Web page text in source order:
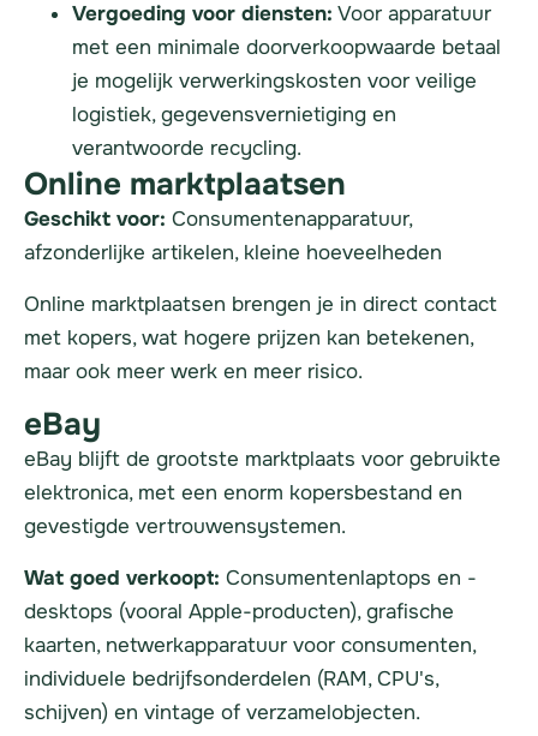
Vergoeding voor diensten: Voor apparatuur
met een minimale doorverkoopwaarde betaal
je mogelijk verwerkingskosten voor veilige
logistiek, gegevensvernietiging en
verantwoorde recycling.
Online marktplaatsen
Geschikt voor: Consumentenapparatuur,
afzonderlijke artikelen, kleine hoeveelheden
Online marktplaatsen brengen je in direct contact
met kopers, wat hogere prijzen kan betekenen,
maar ook meer werk en meer risico.
eBay
eBay blijft de grootste marktplaats voor gebruikte
elektronica, met een enorm kopersbestand en
gevestigde vertrouwensystemen.
Wat goed verkoopt: Consumentenlaptops en -
desktops (vooral Apple-producten), grafische
kaarten, netwerkapparatuur voor consumenten,
individuele bedrijfsonderdelen (RAM, CPU's,
schijven) en vintage of verzamelobjecten.